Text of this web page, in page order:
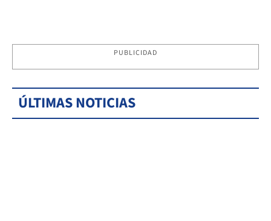
PUBLICIDAD
ÚLTIMAS NOTICIAS